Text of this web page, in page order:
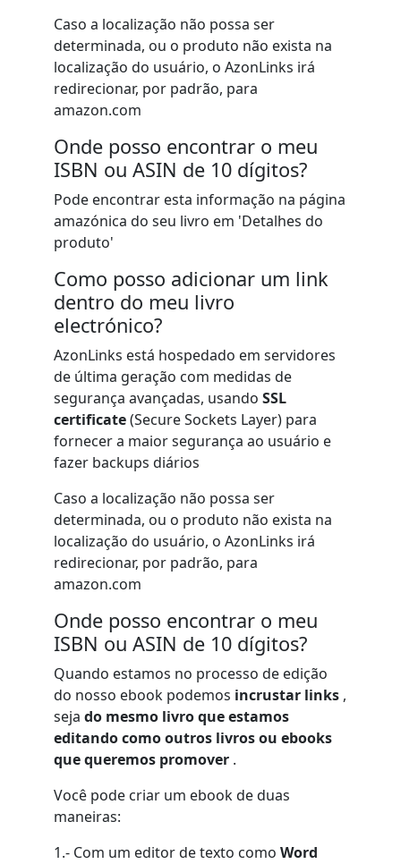
Caso a localização não possa ser
determinada, ou o produto não exista na
localização do usuário, o AzonLinks irá
redirecionar, por padrão, para
amazon.com
Onde posso encontrar o meu
ISBN ou ASIN de 10 dígitos?
Pode encontrar esta informação na página
amazónica do seu livro em 'Detalhes do
produto'
Como posso adicionar um link
dentro do meu livro
electrónico?
AzonLinks está hospedado em servidores
de última geração com medidas de
segurança avançadas, usando SSL
certificate(Secure Sockets Layer) para
fornecer a maior segurança ao usuário e
fazer backups diários
Caso a localização não possa ser
determinada, ou o produto não exista na
localização do usuário, o AzonLinks irá
redirecionar, por padrão, para
amazon.com
Onde posso encontrar o meu
ISBN ou ASIN de 10 dígitos?
Quando estamos no processo de edição
do nosso ebook podemos incrustar links ,
seja do mesmo livro que estamos
editando como outros livros ou ebooks
que queremos promover .
Você pode criar um ebook de duas
maneiras:
1.- Com um editor de texto como Word